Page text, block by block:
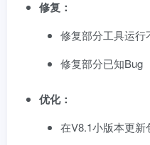
修复：
修复部分工具运行
修复部分已知Bug
优化：
在V8.1小版本更